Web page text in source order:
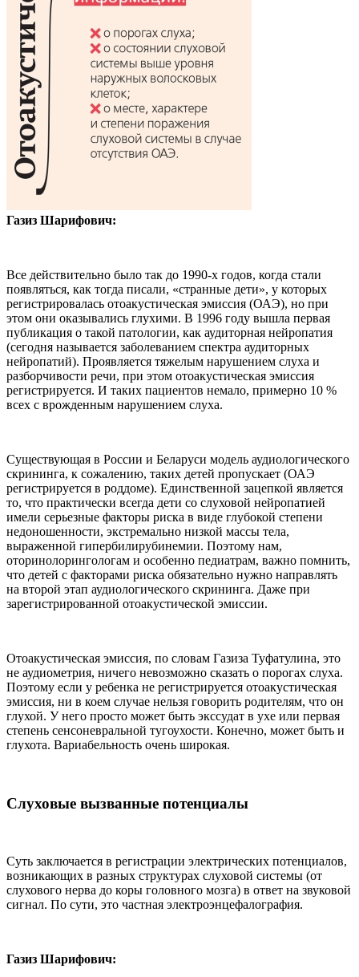
Газиз Шарифович:
Все действительно было так до 1990-х годов, когда стали
появляться, как тогда писали, «странные дети», у которых
регистрировалась отоакустическая эмиссия (ОАЭ), но при
этом они оказывались глухими. В 1996 году вышла первая
публикация о такой патологии, как аудиторная нейропатия
(сегодня называется заболеванием спектра аудиторных
нейропатий). Проявляется тяжелым нарушением слуха и
разборчивости речи, при этом отоакустическая эмиссия
регистрируется. И таких пациентов немало, примерно 10 %
всех с врожденным нарушением слуха.
Существующая в России и Беларуси модель аудиологического
скрининга, к сожалению, таких детей пропускает (ОАЭ
регистрируется в роддоме). Единственной зацепкой является
то, что практически всегда дети со слуховой нейропатией
имели серьезные факторы риска в виде глубокой степени
недоношенности, экстремально низкой массы тела,
выраженной гипербилирубинемии. Поэтому нам,
оторинолорингологам и особенно педиатрам, важно помнить,
что детей с факторами риска обязательно нужно направлять
на второй этап аудиологического скрининга. Даже при
зарегистрированной отоакустической эмиссии.
Отоакустическая эмиссия, по словам Газиза Туфатулина, это
не аудиометрия, ничего невозможно сказать о порогах слуха.
Поэтому если у ребенка не регистрируется отоакустическая
эмиссия, ни в коем случае нельзя говорить родителям, что он
глухой. У него просто может быть экссудат в ухе или первая
степень сенсоневральной тугоухости. Конечно, может быть и
глухота. Вариабельность очень широкая.
Слуховые вызванные потенциалы
Суть заключается в регистрации электрических потенциалов,
возникающих в разных структурах слуховой системы (от
слухового нерва до коры головного мозга) в ответ на звуковой
сигнал. По сути, это частная электроэнцефалография.
Газиз Шарифович: